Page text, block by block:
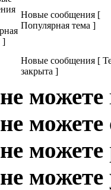
Новые сообщения [
Популярная тема ]
Новые сообщения [
закрыта ]
не можете
не можете
не можете
не можете